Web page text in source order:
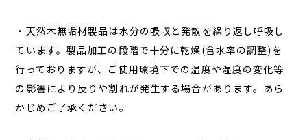
・天然木無垢材製品は水分の吸収と発散を繰り返し呼吸し
ています。製品加工の段階で十分に乾燥(含水率の調整)を
行っておりますが、ご使用環境下での温度や湿度の変化等
の影響により反りや割れが発生する場合があります。あら
かじめご了承ください。